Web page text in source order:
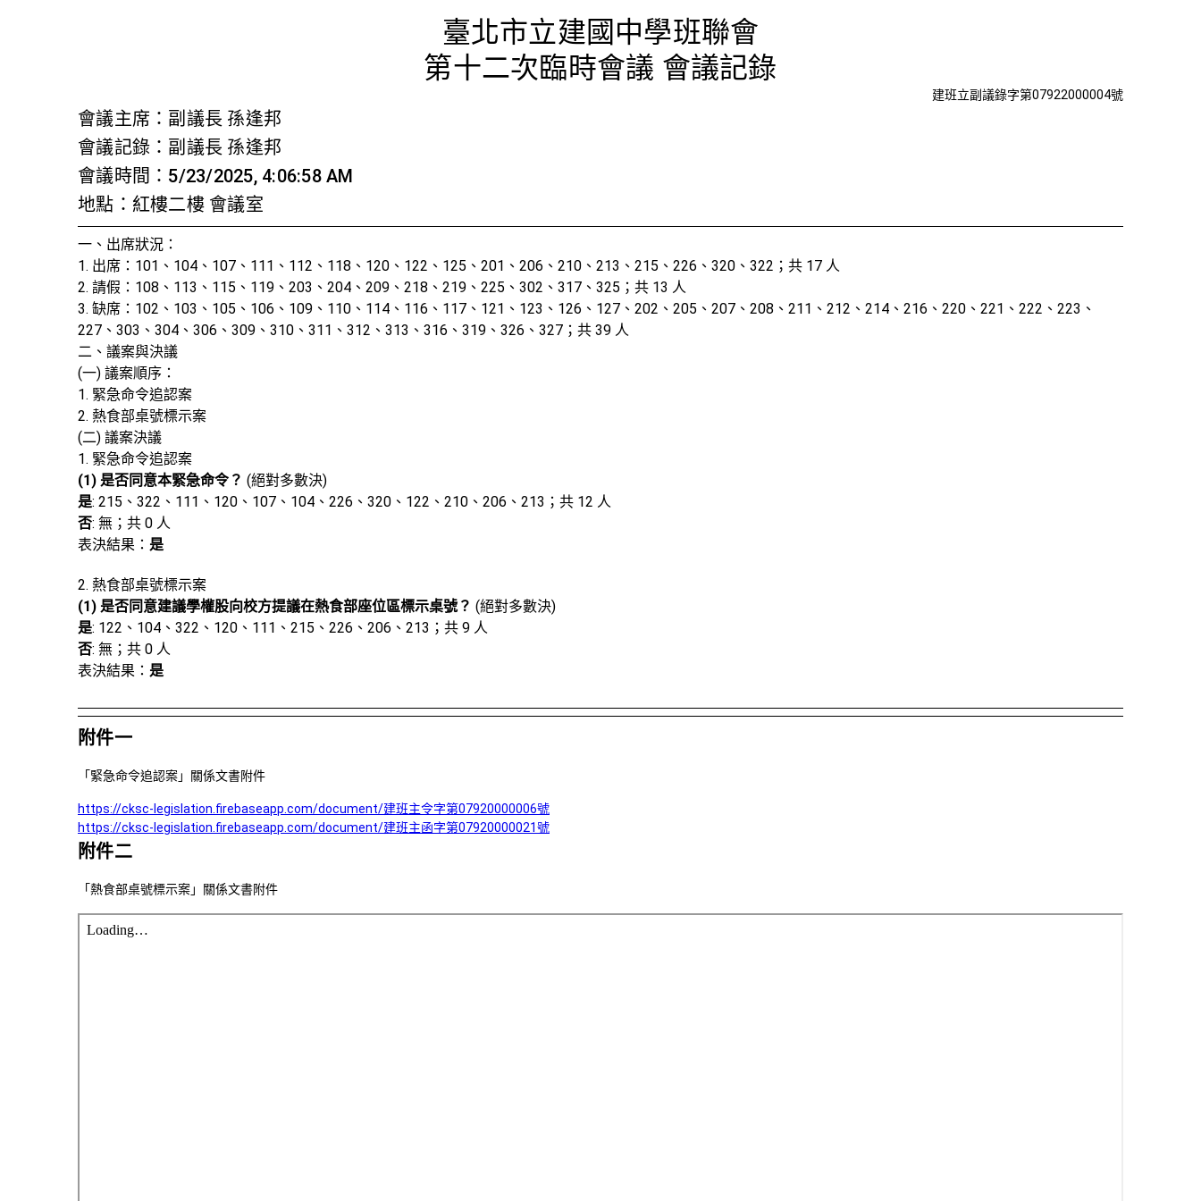
第十二次臨時會議
臺北市立建國中學班聯會
第十二次臨時會議 會議記錄
建班立副議錄字第07922000004號
會議主席：副議長 孫逢邦
會議記錄：副議長 孫逢邦
會議時間：5/23/2025, 4:06:58 AM
地點：紅樓二樓 會議室
一、出席狀況：
1. 出席：101、104、107、111、112、118、120、122、125、201、206、210、213、215、226、320、322；共 17 人
2. 請假：108、113、115、119、203、204、209、218、219、225、302、317、325；共 13 人
3. 缺席：102、103、105、106、109、110、114、116、117、121、123、126、127、202、205、207、208、211、212、214、216、220、221、222、223、
227、303、304、306、309、310、311、312、313、316、319、326、327；共 39 人
二、議案與決議
(一) 議案順序：
1. 緊急命令追認案
2. 熱食部桌號標示案
(二) 議案決議
1. 緊急命令追認案
(1) 是否同意本緊急命令？ (絕對多數決)
是: 215、322、111、120、107、104、226、320、122、210、206、213；共 12 人
否: 無；共 0 人
表決結果： 是
2. 熱食部桌號標示案
(1) 是否同意建議學權股向校方提議在熱食部座位區標示桌號？ (絕對多數決)
是: 122、104、322、120、111、215、226、206、213；共 9 人
否: 無；共 0 人
表決結果： 是
附件一
「緊急命令追認案」關係文書附件
https://cksc-legislation.firebaseapp.com/document/建班主令字第07920000006號
https://cksc-legislation.firebaseapp.com/document/建班主函字第07920000021號
附件二
「熱食部桌號標示案」關係文書附件